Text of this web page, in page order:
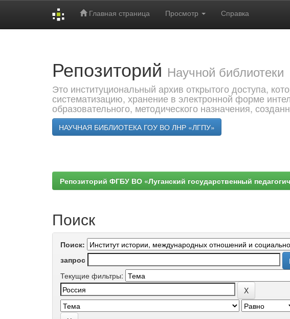
Главная страница Просмотр Справка
Репозиторий Научной библиотеки
Это институциональный архив открытого доступа,
систематизацию, хранение в электронной форме
образовательного, методического назначения,
НАУЧНАЯ БИБЛИОТЕКА ГОУ ВО ЛНР «ЛГПУ»
Репозиторий ФГБУ ВО «Луганский государственный
Поиск
Поиск:
запрос
Текущие фильтры: